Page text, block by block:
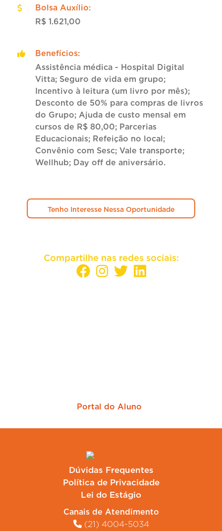
Bolsa Auxílio:
R$ 1.621,00
Benefícios:
Assistência médica - Hospital Digital
Vitta; Seguro de vida em grupo;
Incentivo à leitura (um livro por mês);
Desconto de 50% para compras de livros
do Grupo; Ajuda de custo mensal em
cursos de R$ 80,00; Parcerias
Educacionais; Refeição no local;
Convênio com Sesc; Vale transporte;
Wellhub; Day off de aniversário.
Tenho Interesse Nessa Oportunidade
Compartilhe nas redes sociais:
Portal do Aluno
Dúvidas Frequentes
Política de Privacidade
Lei do Estágio
Canais de Atendimento
(21) 4004-5034